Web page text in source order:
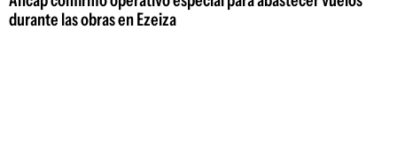
durante las obras en Ezeiza